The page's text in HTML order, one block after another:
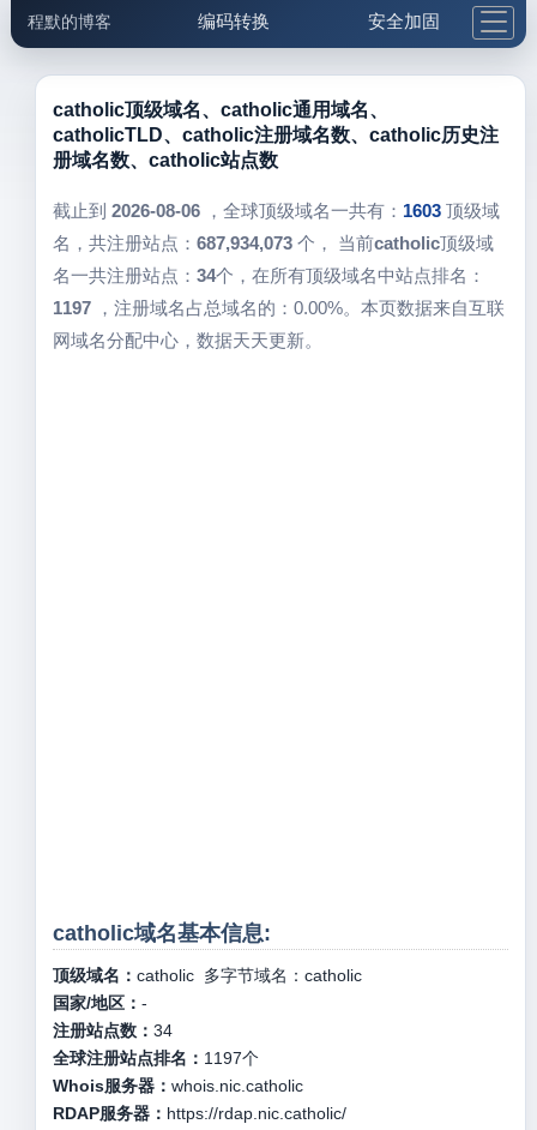
程默的博客 编码转换 安全加固
邮件工具 生活便民
5.1支付宝大红包
catholic顶级域名、catholic通用域名、
catholicTLD、catholic注册域名数、catholic历史注
册域名数、catholic站点数
截止到 2026-08-06，全球顶级域名一共有： 1603 顶级域
名，共注册站点： 687,934,073 个， 当前catholic顶级域
名一共注册站点： 34个，在所有顶级域名中站点排名：
1197，注册域名占总域名的：0.00%。本页数据来自互联
网域名分配中心，数据天天更新。
catholic域名基本信息:
顶级域名： catholic多字节域名： catholic
国家/地区： -
注册站点数： 34
全球注册站点排名： 1197个
Whois服务器： whois.nic.catholic
RDAP服务器： https://rdap.nic.catholic/